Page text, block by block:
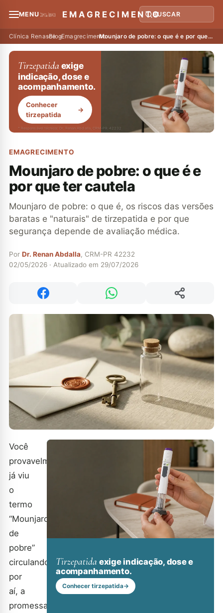
MENU EMAGRECIMENTOBUSCAR
Clínica Renasce
›Blog
›Emagrecimento
› Mounjaro de pobre: o que é e por que ter cautela
Tirzepatidaexige
indicação, dose e
acompanhamento.
Conhecer
tirzepatida
→
* Responsável técnico: Dr. Renan Abdalla, CRM-PR 42232
EMAGRECIMENTO
Mounjaro de pobre: o que é e
por que ter cautela
Mounjaro de pobre: o que é, os riscos das versões
baratas e "naturais" de tirzepatida e por que
segurança depende de avaliação médica.
Por Dr. Renan Abdalla, CRM-PR 42232
02/05/2026 · Atualizado em 29/07/2026
Compartilhar no FacebookCompartilhar no WhatsApp
Compartilhar
Você
provavelmente
já viu
o
termo
“Mounjaro
de
pobre”
circulando
por
aí, a
promessa
Tirzepatida exige indicação, dose e
acompanhamento.
Conhecer tirzepatida→